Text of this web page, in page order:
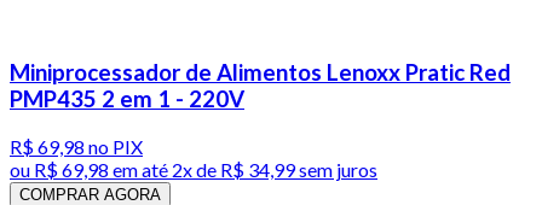
Miniprocessador de Alimentos Lenoxx Pratic Red
PMP435 2 em 1 - 220V
R$ 69,98 no PIX
ou R$ 69,98 em até 2x de R$ 34,99 sem juros
COMPRAR AGORA